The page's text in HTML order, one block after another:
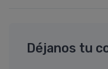
Déjanos tu